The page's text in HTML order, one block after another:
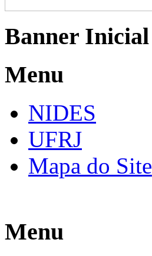
Banner Inicial
Menu
NIDES
UFRJ
Mapa do Site
Menu